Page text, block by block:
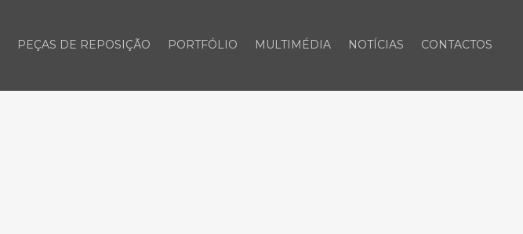
PEÇAS DE REPOSIÇÃO PORTFÓLIO MULTIMÉDIA NOTÍCIAS CONTACTOS